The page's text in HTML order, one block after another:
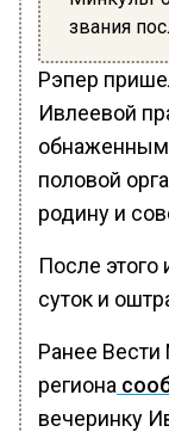
звания
Рэпер
Ивлеевой
обнаженным
половой
родину и
После этого
суток и
Ранее Вести
региона
вечеринку